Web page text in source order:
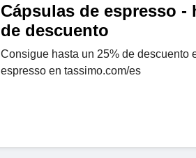
Cápsulas de espresso -
de descuento
Consigue hasta un 25% de descuento
espresso en tassimo.com/es